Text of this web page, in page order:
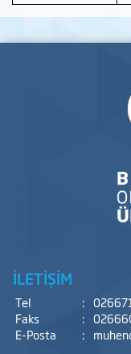
İLETİŞİM
Tel :
Faks
:
E-Posta
: